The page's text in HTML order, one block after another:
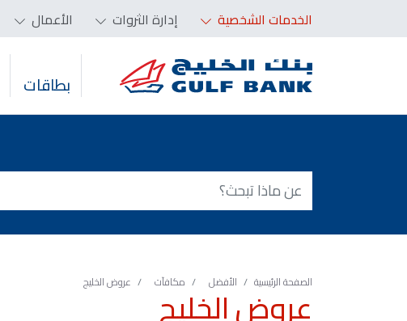
الخدمات الشخصية إدارة الثروات الأعمال
بطاقات
الصفحة الرئيسية الأفضل مكافآت عروض الخليج عروض الخليج